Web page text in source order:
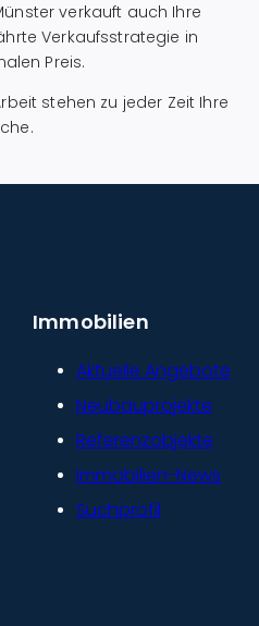
verkauft auch Ihre
Verkaufsstrategie in
Preis.
stehen zu jeder Zeit Ihre
Immobilien
Aktuelle Angebote
Neubauprojekte
Referenzobjekte
Immobilien-News
Suchprofil